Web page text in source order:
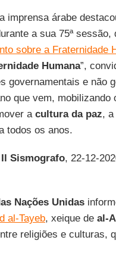
imprensa árabe
a sua 75ª
sobre a Fraternidade
Humana”,
governamentais e não
que vem, mobilizando
acultura da paz, a
todos os anos.
Il Sismografo, 22-12-
Nações Unidas
al-Tayeb, xeique de al-
religiões e culturas,